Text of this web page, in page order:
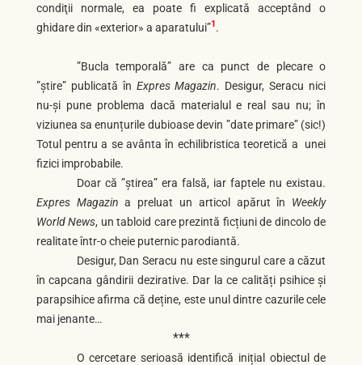
condiţii normale, ea poate fi explicată acceptând o
ghidare din «exterior» a aparatului”1 .
”Bucla temporală” are ca punct de plecare o
”știre” publicată în Expres Magazin. Desigur, Seracu nici
nu-și pune problema dacă materialul e real sau nu; în
viziunea sa enunțurile dubioase devin ”date primare” (sic!)
Totul pentru a se avânta în echilibristica teoretică a unei
fizici improbabile.
Doar că ”știrea” era falsă, iar faptele nu existau.
Expres Magazin a preluat un articol apărut în Weekly
World News, un tabloid care prezintă ficțiuni de dincolo de
realitate într-o cheie puternic parodiantă.
Desigur, Dan Seracu nu este singurul care a căzut
în capcana gândirii dezirative. Dar la ce calități psihice și
parapsihice afirma că deține, este unul dintre cazurile cele
mai jenante…
***
O cercetare serioasă identifică inițial obiectul de